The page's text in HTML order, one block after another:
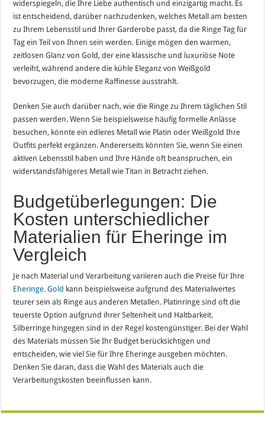
widerspiegeln, die Ihre Liebe authentisch und einzigartig macht. Es
ist entscheidend, darüber nachzudenken, welches Metall am besten
zu Ihrem Lebensstil und Ihrer Garderobe passt, da die Ringe Tag für
Tag ein Teil von Ihnen sein werden. Einige mögen den warmen,
zeitlosen Glanz von Gold, der eine klassische und luxuriöse Note
verleiht, während andere die kühle Eleganz von Weißgold
bevorzugen, die moderne Raffinesse ausstrahlt.
Denken Sie auch darüber nach, wie die Ringe zu Ihrem täglichen Stil
passen werden. Wenn Sie beispielsweise häufig formelle Anlässe
besuchen, könnte ein edleres Metall wie Platin oder Weißgold Ihre
Outfits perfekt ergänzen. Andererseits könnten Sie, wenn Sie einen
aktiven Lebensstil haben und Ihre Hände oft beanspruchen, ein
widerstandsfähigeres Metall wie Titan in Betracht ziehen.
Budgetüberlegungen: Die
Kosten unterschiedlicher
Materialien für Eheringe im
Vergleich
Je nach Material und Verarbeitung variieren auch die Preise für Ihre
Eheringe. Gold kann beispielsweise aufgrund des Materialwertes
teurer sein als Ringe aus anderen Metallen. Platinringe sind oft die
teuerste Option aufgrund ihrer Seltenheit und Haltbarkeit.
Silberringe hingegen sind in der Regel kostengünstiger. Bei der Wahl
des Materials müssen Sie Ihr Budget berücksichtigen und
entscheiden, wie viel Sie für Ihre Eheringe ausgeben möchten.
Denken Sie daran, dass die Wahl des Materials auch die
Verarbeitungskosten beeinflussen kann.